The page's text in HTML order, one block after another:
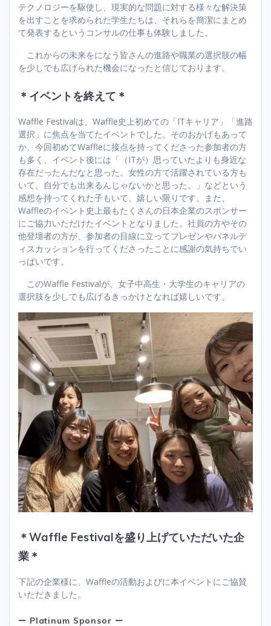
テクノロジーを駆使し、現実的な問題に対する様々な解決策
を出すことを求められた学生たちは、それらを簡潔にまとめ
て発表するというコンサルの仕事も体験しました。
これからの未来をになう皆さんの進路や職業の選択肢の幅
を少しでも広げられた機会になったと信じております。
＊イベントを終えて＊
Waffle Festivalは、Waffle史上初めての「ITキャリア」「進路
選択」に焦点を当てたイベントでした。そのおかげもあって
か、今回初めてWaffleに接点を持ってくださった参加者の方
も多く、イベント後には「（ITが）思っていたよりも身近な
存在だったんだなと思った。女性の方で活躍されている方も
いて、自分でも出来るんじゃないかと思った。」などという
感想を持ってくれた子もいて、嬉しい限りです。また、
Waffleのイベント史上最もたくさんの日本企業のスポンサー
にご協力いただけたイベントとなりました。社員の方やその
他登壇者の方が、参加者の目線に立ってプレゼンやパネルデ
ィスカッションを行ってくださったことに感謝の気持ちでい
っぱいです。
このWaffle Festivalが、女子中高生・大学生のキャリアの
選択肢を少しでも広げるきっかけとなれば嬉しいです。
＊Waffle Festivalを盛り上げていただいた企
業＊
下記の企業様に、Waffleの活動およびに本イベントにご協賛
いただきました。
ー Platinum Sponsor ー